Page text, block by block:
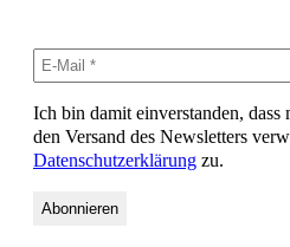
Ich bin damit einverstanden,
den Versand des Newsletters
Datenschutzerklärung zu.